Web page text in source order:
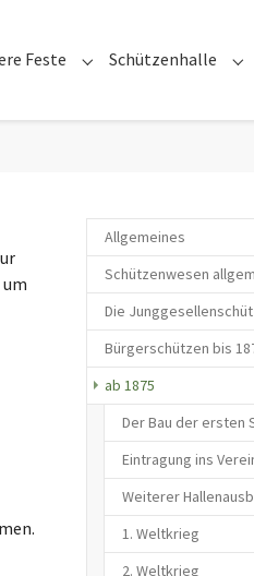
for "Bruderschaft"
Feste Submenu for "Unsere
Schützenhalle
Allgemeines
Schützenwesen
Die
Bürgerschützen bis
ab 1875
Der Bau der ersten
Eintragung ins
Weiterer
1. Weltkrieg
2. Weltkrieg